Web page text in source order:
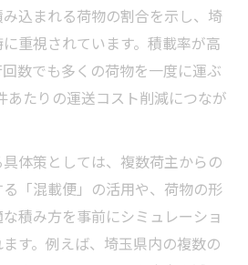
込まれる荷物の割合を示し、埼
重視されています。積載率が高
数でも多くの荷物を一度に運ぶ
あたりの運送コスト削減につなが
体策としては、複数荷主からの
「混載便」の活用や、荷物の形
積み方を事前にシミュレーショ
す。例えば、埼玉県内の複数の